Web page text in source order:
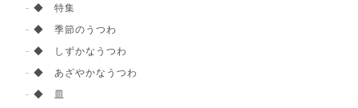
◆ 特集
◆ 季節のうつわ
◆ しずかなうつわ
◆ あざやかなうつわ
◆ 皿